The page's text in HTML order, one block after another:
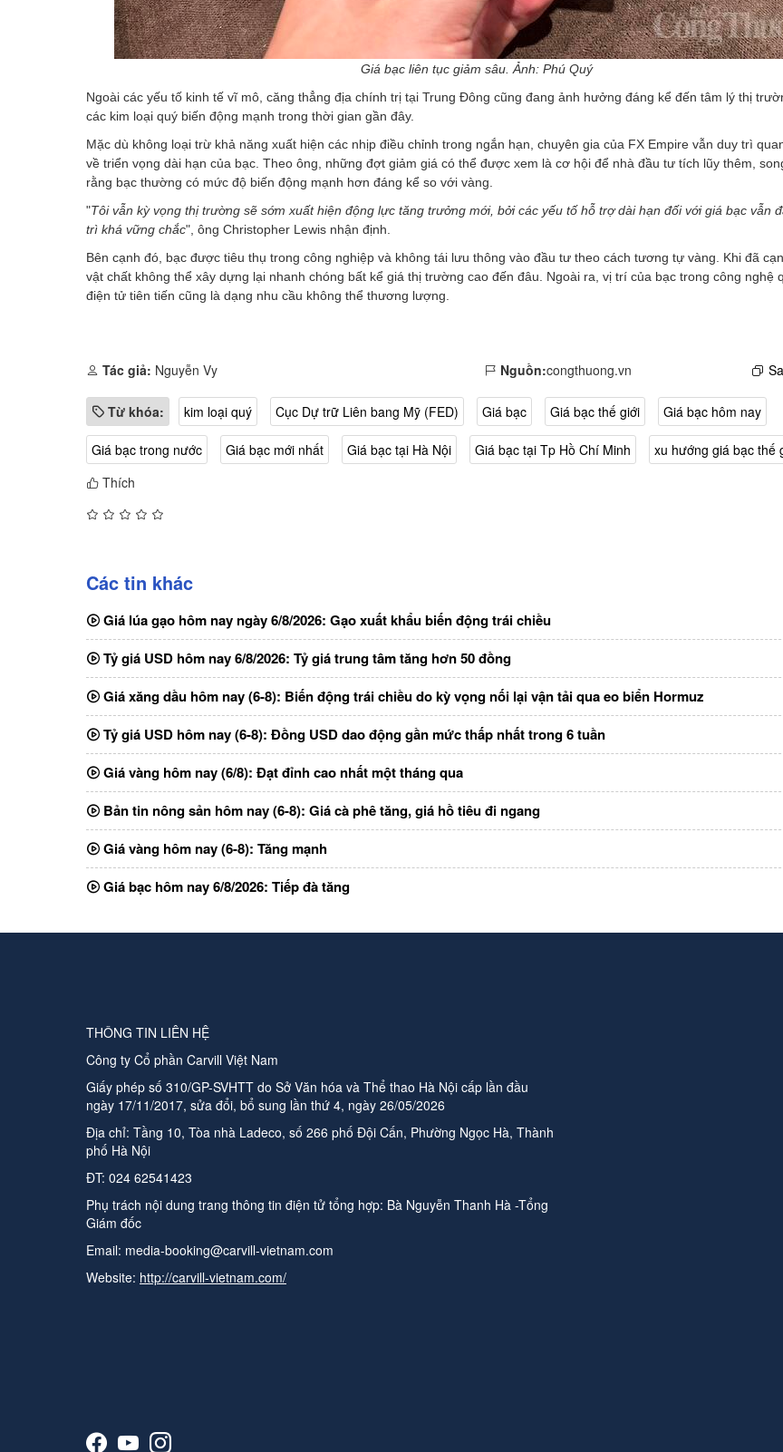
Giá bạc liên tục giảm sâu. Ảnh: Phú Quý
Ngoài các yếu tố kinh tế vĩ mô, căng thẳng địa chính trị tại Trung Đông cũng đang ảnh hưởng đáng kể đến tâm lý thị
các kim loại quý biến động mạnh trong thời gian gần đây.
Mặc dù không loại trừ khả năng xuất hiện các nhịp điều chỉnh trong ngắn hạn, chuyên gia của FX Empire vẫn duy trì
về triển vọng dài hạn của bạc. Theo ông, những đợt giảm giá có thể được xem là cơ hội để nhà đầu tư tích lũy thêm,
rằng bạc thường có mức độ biến động mạnh hơn đáng kể so với vàng.
"Tôi vẫn kỳ vọng thị trường sẽ sớm xuất hiện động lực tăng trưởng mới, bởi các yếu tố hỗ trợ dài hạn đối với giá bạc vẫn
trì khá vững chắc", ông Christopher Lewis nhận định.
Bên cạnh đó, bạc được tiêu thụ trong công nghiệp và không tái lưu thông vào đầu tư theo cách tương tự vàng. Khi đã
vật chất không thể xây dựng lại nhanh chóng bất kể giá thị trường cao đến đâu. Ngoài ra, vị trí của bạc trong công nghệ
điện tử tiên tiến cũng là dạng nhu cầu không thể thương lượng.
Tác giả: Nguyễn Vy Nguồn:congthuong.vn
Từ khóa: kim loại quý Cục Dự trữ Liên bang Mỹ (FED) Giá bạc Giá bạc thế giới Giá bạc hôm nay
Giá bạc trong nước Giá bạc mới nhất Giá bạc tại Hà Nội Giá bạc tại Tp Hồ Chí Minh
xu hướng giá bạc thế
Thích
Các tin khác
Giá lúa gạo hôm nay ngày 6/8/2026: Gạo xuất khẩu biến động trái chiều
Tỷ giá USD hôm nay 6/8/2026: Tỷ giá trung tâm tăng hơn 50 đồng
Giá xăng dầu hôm nay (6-8): Biến động trái chiều do kỳ vọng nối lại vận tải qua eo biển Hormuz
Tỷ giá USD hôm nay (6-8): Đồng USD dao động gần mức thấp nhất trong 6 tuần
Giá vàng hôm nay (6/8): Đạt đỉnh cao nhất một tháng qua
Bản tin nông sản hôm nay (6-8): Giá cà phê tăng, giá hồ tiêu đi ngang
Giá vàng hôm nay (6-8): Tăng mạnh
Giá bạc hôm nay 6/8/2026: Tiếp đà tăng
THÔNG TIN LIÊN HỆ
Công ty Cổ phần Carvill Việt Nam
Giấy phép số 310/GP-SVHTT do Sở Văn hóa và Thể thao Hà Nội cấp lần đầu
ngày 17/11/2017, sửa đổi, bổ sung lần thứ 4, ngày 26/05/2026
Địa chỉ: Tầng 10, Tòa nhà Ladeco, số 266 phố Đội Cấn, Phường Ngọc Hà, Thành
phố Hà Nội
ĐT: 024 62541423
Phụ trách nội dung trang thông tin điện tử tổng hợp: Bà Nguyễn Thanh Hà -Tổng
Giám đốc
Email: media-booking@carvill-vietnam.com
Website: http://carvill-vietnam.com/